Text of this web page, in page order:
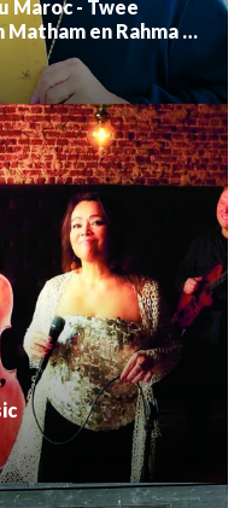
Maroc - Twee
en Rahma el